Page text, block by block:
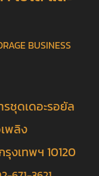
BUSINESS
ชุดเดอะรอยัล
พลิง
งเทพฯ 10120